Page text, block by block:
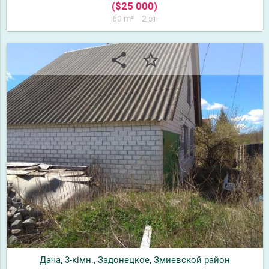
($25 000)
60 m² 2 эт
share star_border
Дача, 3-кімн., Задонецкое, Змиевской район